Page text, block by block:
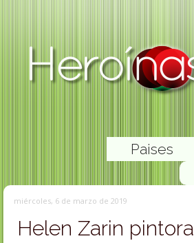
Paises
miércoles, 6 de marzo de 2019
Helen Zarin pintora